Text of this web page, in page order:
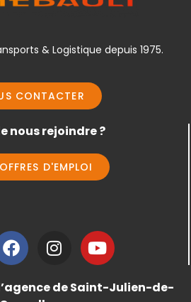
& Logistique depuis 1975.
CONTACTER
nous rejoindre ?
D'EMPLOI
de Saint-Julien-de-